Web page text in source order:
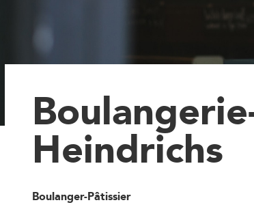
Heindrichs
Boulanger-Pâtissier